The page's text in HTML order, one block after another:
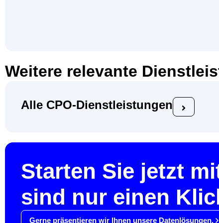
Weitere relevante
Alle CPO-Dienstleistungen
Starten Sie jetzt
sind nur einen
Gerne präsentieren wir Ihnen unsere Datenlösungen.